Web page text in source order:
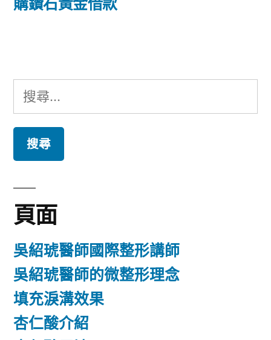
覽購鑽石黃金借款
搜
尋
鍵
字:
頁面
吳紹琥醫師國際整形講師
吳紹琥醫師的微整形理念
填充淚溝效果
杏仁酸介紹